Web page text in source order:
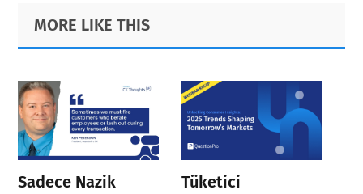
Primary
Sidebar
Footer
MORE LIKE THIS
Sadece Nazik
Tüketici